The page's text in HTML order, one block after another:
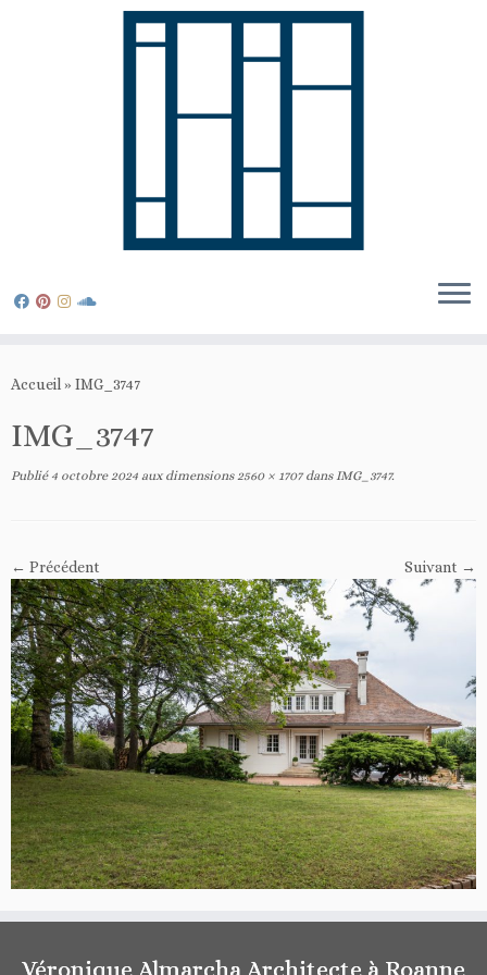
auAccueil » IMG_3747
IMG_3747
Publié 4 octobre 2024 aux dimensions2560 × 1707dansIMG_3747.
← Précédent Suivant →
Véronique Almarcha Architecte à Roanne